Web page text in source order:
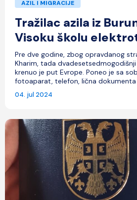
AZIL I MIGRACIJE
Tražilac azila iz
Visoku školu
Pre dve godine, zbog opravdanog
Kharim, tada
krenuo je put Evrope. Poneo je sa
fotoaparat, telefon, lična dokumenta
04. jul 2024